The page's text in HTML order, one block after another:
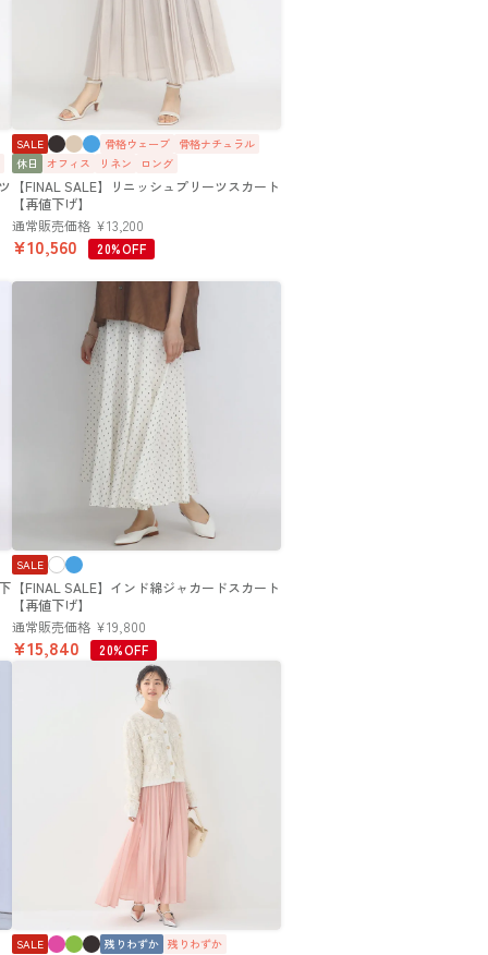
【FINAL SALE】リニッシュプリーツスカート
【再値下げ】
SALE 骨格ウェーブ 骨格ナチュラル
休日
オフィス リネン ロング
通常販売価格 ¥13,200
¥10,560 20%OFF
【FINAL SALE】インド綿ジャカードスカート
【再値下げ】
SALE
通常販売価格 ¥19,800
¥15,840 20%OFF
SALE 残りわずか 残りわずか